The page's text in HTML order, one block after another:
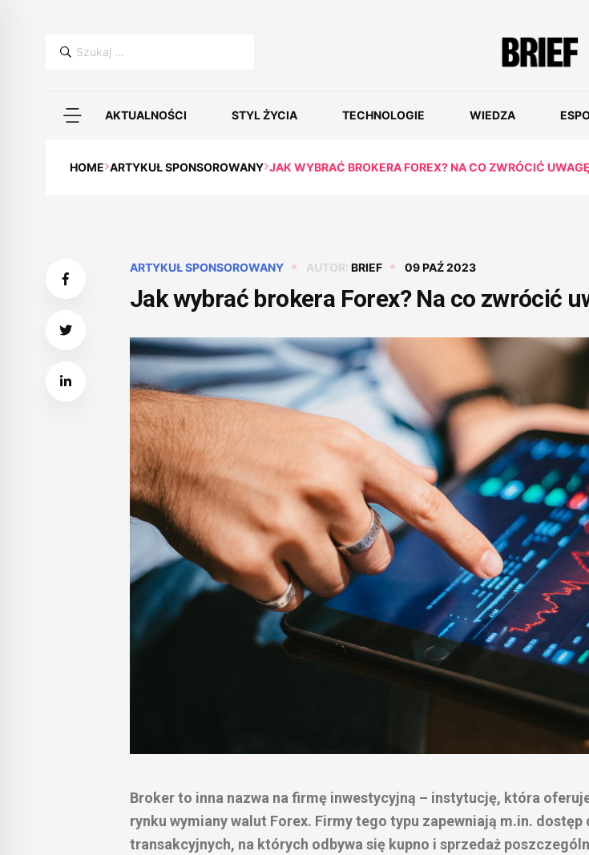
Szukaj:
AKTUALNOŚCI STYL ŻYCIA TECHNOLOGIE WIEDZA
HOME ARTYKUŁ SPONSOROWANY JAK WYBRAĆ BROKERA FOREX? NA CO ZWRÓCIĆ
ARTYKUŁ SPONSOROWANY AUTOR: BRIEF 09 PAŹ 2023
Jak wybrać brokera Forex? Na co zwrócić
Broker to inna nazwa na firmę inwestycyjną – instytucję, która
rynku wymiany walut Forex. Firmy tego typu zapewniają m.in.
transakcyjnych, na których odbywa się kupno i sprzedaż